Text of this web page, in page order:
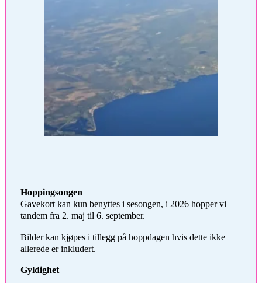
Hoppingsongen
Gavekort kan kun benyttes i sesongen, i 2026 hopper vi
tandem fra 2. maj til 6. september.
Bilder kan kjøpes i tillegg på hoppdagen hvis dette ikke
allerede er inkludert.
Gyldighet